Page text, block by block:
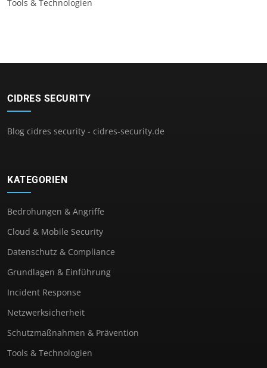
Tools & Technologien
CIDRES SECURITY
Blog cidres security - cidres-security.de
KATEGORIEN
Bedrohungen & Angriffe
Cloud & Mobile Security
Datenschutz & Compliance
Grundlagen & Einführung
Incident Response
Netzwerksicherheit
Schutzmaßnahmen & Prävention
Tools & Technologien